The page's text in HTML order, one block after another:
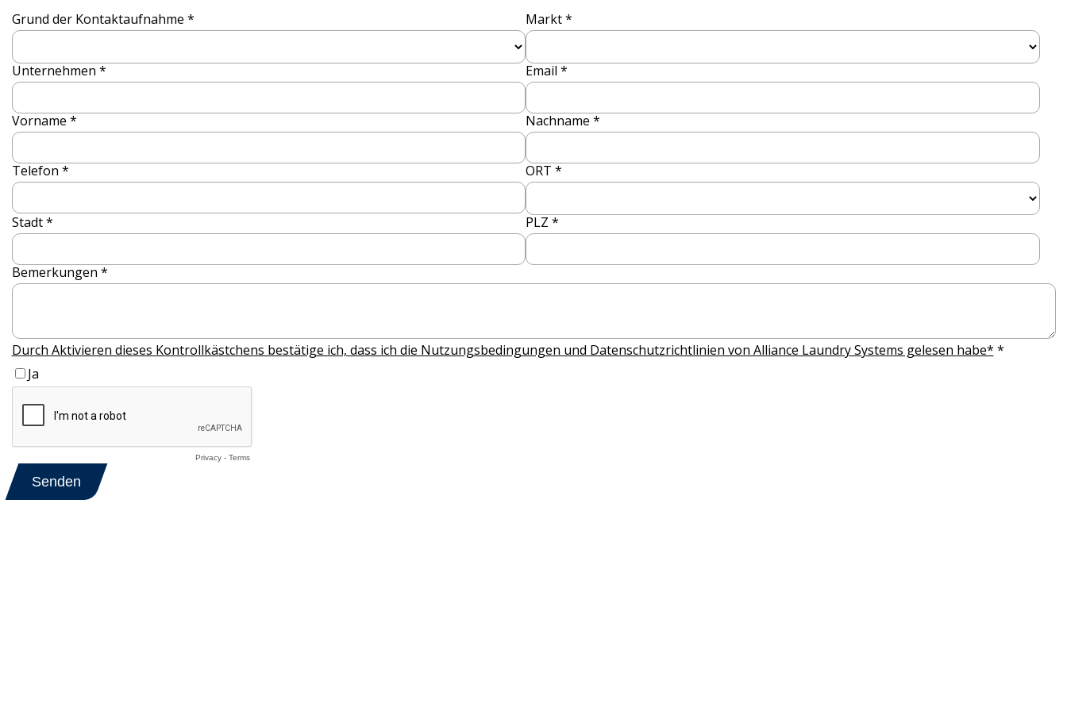
Grund der Kontaktaufnahme * Markt *
Unternehmen * Email *
Vorname * Nachname *
Telefon * ORT *
Stadt * PLZ *
Bemerkungen *
Durch Aktivieren dieses Kontrollkästchens bestätige ich, dass ich die Nutzungsbedingungen und Datenschutzrichtlinien von Alliance Laundry Systems gelesen habe* *
Ja
Privacy- Terms
Senden